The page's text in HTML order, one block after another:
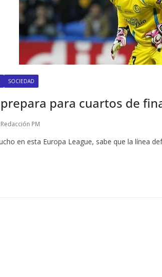
SOCIEDAD
prepara para cuartos de
Redacción PM
en esta Europa League, sabe que la línea